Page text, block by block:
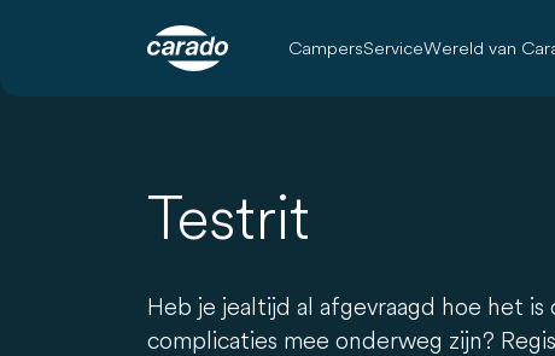
CampersServiceWereld van
Testrit
Heb je je altijd al afgevraagd hoe het
complicaties mee onderweg zijn?